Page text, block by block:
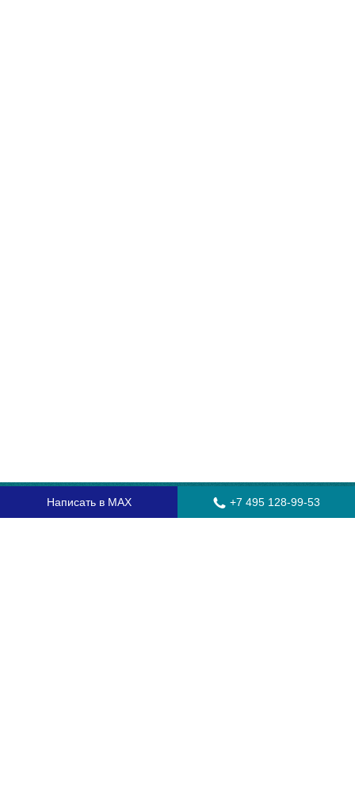
Главная
Написать в MAX +7 495 128-99-53